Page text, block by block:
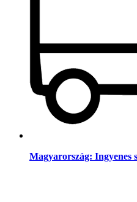
Magyarország: Ingyenes